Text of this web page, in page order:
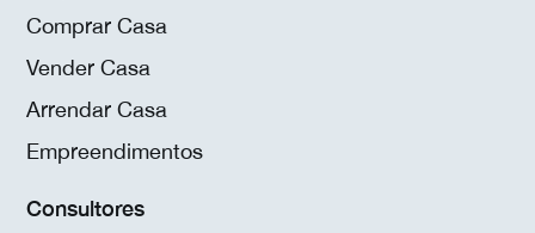
Comprar Casa
Vender Casa
Arrendar Casa
Empreendimentos
Consultores